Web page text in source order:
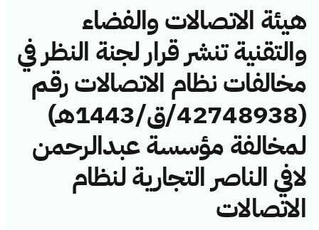
هيئة الاتصالات والفضاء
والتقنية تنشر قرار لجنة النظر في
مخالفات نظام الاتصالات رقم
(42748938/ق/1443هـ)
لمخالفة مؤسسة عبدالرحمن
لافي الناصر التجارية لنظام
الاتصالات